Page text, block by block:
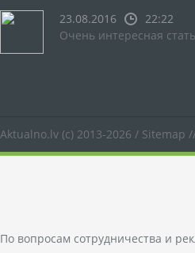
23.08.2016
22:22
Очень интересная
Aktualno.lv (c) 2013-2026 / Sitemap
По вопросам сотрудничества и